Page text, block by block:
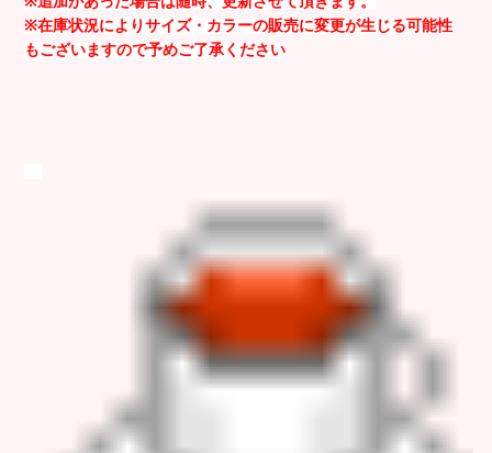
※在庫状況によりサイズ・カラーの販売に変更が生じる可能性
もございますので予めご了承ください